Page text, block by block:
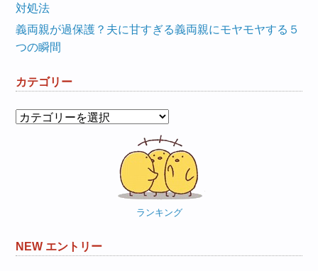
対処法
義両親が過保護？夫に甘すぎる義両親にモヤモヤする５
つの瞬間
カテゴリー
カ
ランキング
NEW エントリー